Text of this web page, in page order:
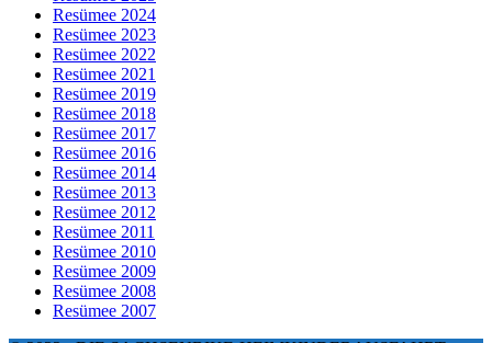
Resümee 2024
Resümee 2023
Resümee 2022
Resümee 2021
Resümee 2019
Resümee 2018
Resümee 2017
Resümee 2016
Resümee 2014
Resümee 2013
Resümee 2012
Resümee 2011
Resümee 2010
Resümee 2009
Resümee 2008
Resümee 2007